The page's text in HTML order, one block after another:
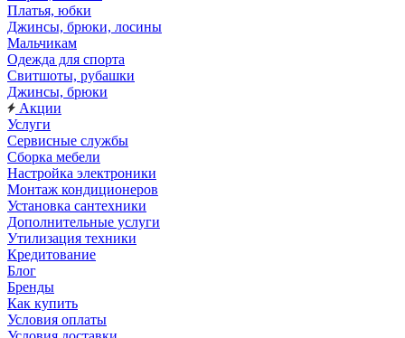
Платья, юбки
Джинсы, брюки, лосины
Мальчикам
Одежда для спорта
Свитшоты, рубашки
Джинсы, брюки
Акции
Услуги
Сервисные службы
Сборка мебели
Настройка электроники
Монтаж кондиционеров
Установка сантехники
Дополнительные услуги
Утилизация техники
Кредитование
Блог
Бренды
Как купить
Условия оплаты